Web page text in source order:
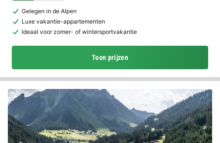
Gelegen in de Alpen
Luxe vakantie-appartementen
Ideaal voor zomer- of wintersportvakantie
Toon prijzen